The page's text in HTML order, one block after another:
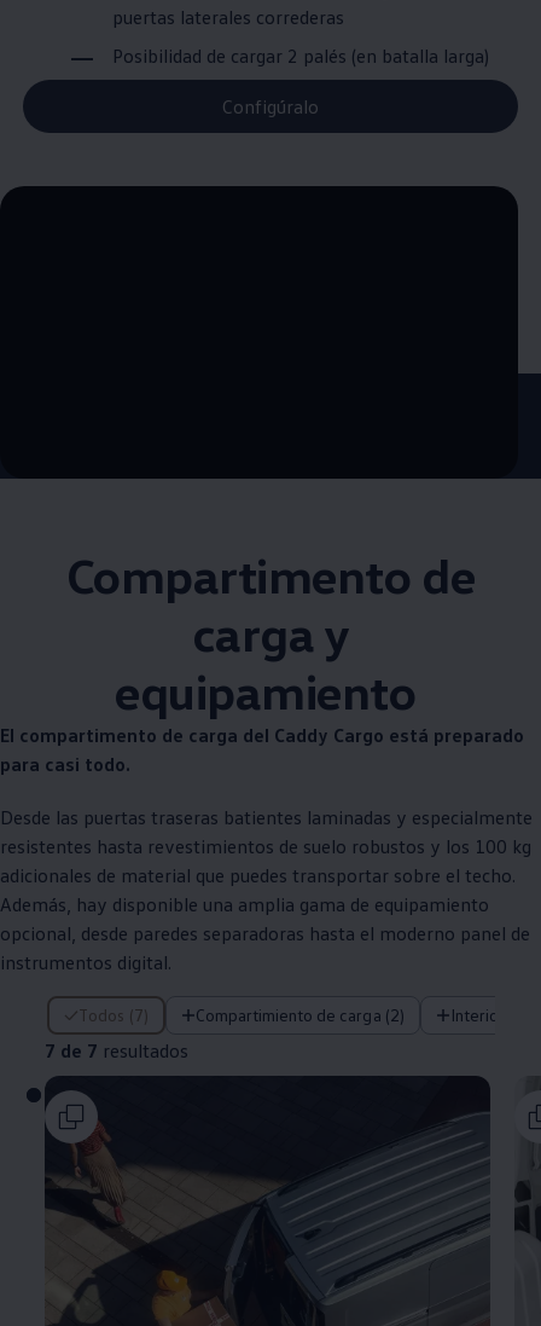
puertas laterales correderas
Posibilidad de cargar 2 palés (en batalla larga)
Configúralo
Compartimento de
carga y
equipamiento
El compartimento de carga del Caddy Cargo está preparado
para casi todo.
Desde las puertas traseras batientes laminadas y especialmente
resistentes hasta revestimientos de suelo robustos y los 100 kg
adicionales de material que puedes transportar sobre el techo.
Además, hay disponible una amplia gama de equipamiento
opcional, desde paredes separadoras hasta el moderno panel de
instrumentos digital.
Todos (7) Compartimiento de carga (2) Interior (2)
7 de 7 resultados
7 de 7 resultados